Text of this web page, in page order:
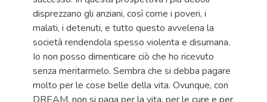
disprezzano gli anziani, così come i poveri, i
malati, i detenuti, e tutto questo avvelena la
società rendendola spesso violenta e disumana.
Io non posso dimenticare ciò che ho ricevuto
senza meritarmelo. Sembra che si debba pagare
molto per le cose belle della vita. Ovunque, con